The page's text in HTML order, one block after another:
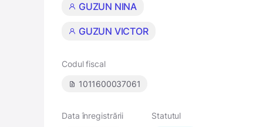
GUZUN NINA
GUZUN VICTOR
Codul fiscal
1011600037061
Data înregistrării
Statutul